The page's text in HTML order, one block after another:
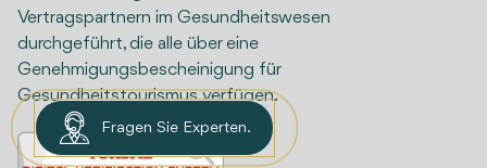
Vertragspartnern im Gesundheitswesen
durchgeführt, die alle über eine
Genehmigungsbescheinigung für
Gesundheitstourismus verfügen.
Fragen Sie Experten.